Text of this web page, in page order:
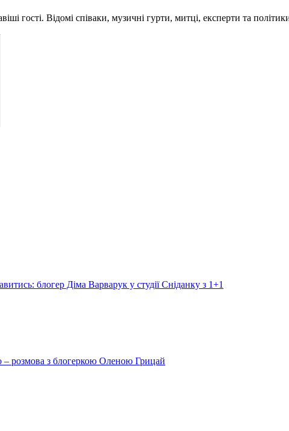
гості. Відомі співаки, музичні гурти, митці, експерти та
блогер Діма Варварук у студії Сніданку з 1+1
– розмова з блогеркою Оленою Грицай